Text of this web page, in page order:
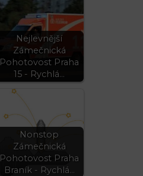
Nejlevnější
Zámečnická
Pohotovost Praha
15 - Rychlá…
Nonstop
Zámečnická
Pohotovost Praha
Braník - Rychlá…